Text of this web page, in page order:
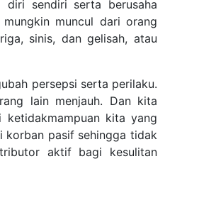
sendiri serta berusaha
muncul dari orang
sinis, dan gelisah, atau
persepsi serta perilaku.
lain menjauh. Dan kita
ketidakmampuan kita yang
korban pasif sehingga tidak
aktif bagi kesulitan